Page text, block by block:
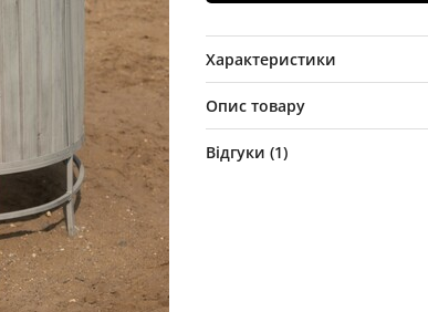
Характеристики
Опис товару
Відгуки (1)